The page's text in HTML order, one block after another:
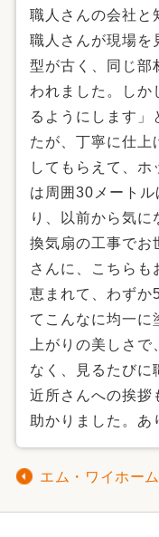
職人さんの会社と
職人さんが現場を
型が古く、同じ部
われました。しか
るようにします」
たが、丁寧に仕上
してもらえて、ホ
は周囲30メート
り、以前から気に
換気扇の工事でお
さんに、こちらも
恵まれて、わずか
てこんなに均一に
上がりの美しさ
なく、見るたびに
近所さんへの挨拶
助かりました。あ
エム・ワイホー